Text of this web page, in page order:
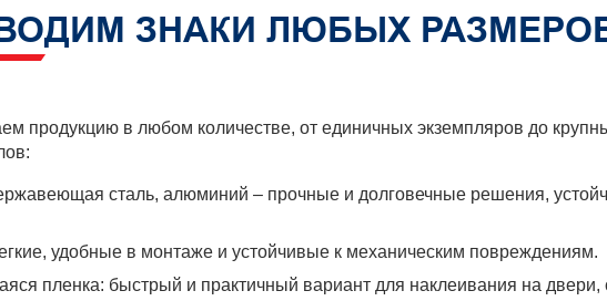
ЗНАКИ ЛЮБЫХ
продукцию в любом количестве, от единичных экземпляров до
сталь, алюминий – прочные и долговечные решения,
удобные в монтаже и устойчивые к механическим повреждениям.
пленка: быстрый и практичный вариант для наклеивания на двери,